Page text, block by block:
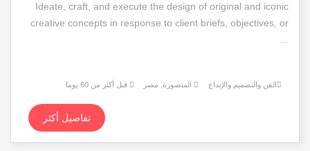
Ideate, craft, and execute the design of original and iconic
creative concepts in response to client briefs, objectives, or
الفن والتصميم والإبداع المنصورة, مصر قبل أكثر من 60 يوما
تفاصيل أكثر